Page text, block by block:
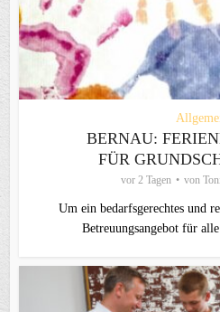
BERNAU:
FÜR
vor 2 Tagen von
Um ein bedarfsgerechtes und
Betreuungsangebot für